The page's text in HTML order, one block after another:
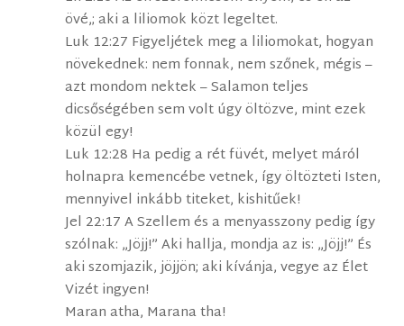
övé,; aki a liliomok közt legeltet.
Luk 12:27 Figyeljétek meg a liliomokat, hogyan
növekednek: nem fonnak, nem szőnek, mégis –
azt mondom nektek – Salamon teljes
dicsőségében sem volt úgy öltözve, mint ezek
közül egy!
Luk 12:28 Ha pedig a rét füvét, melyet máról
holnapra kemencébe vetnek, így öltözteti Isten,
mennyivel inkább titeket, kishitűek!
Jel 22:17 A Szellem és a menyasszony pedig így
szólnak: „Jöjj!” Aki hallja, mondja az is: „Jöjj!” És
aki szomjazik, jöjjön; aki kívánja, vegye az Élet
Vizét ingyen!
Maran atha, Marana tha!